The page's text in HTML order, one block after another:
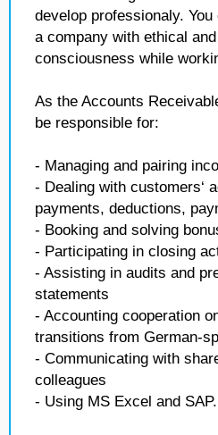
develop professionaly.
a company with ethical
consciousness while
As the Accounts
be responsible for:
- Managing and pairing
- Dealing with customers‘
payments, deductions,
- Booking and solving
- Participating in closing
- Assisting in audits and
statements
- Accounting cooperation
transitions from German-
- Communicating with
colleagues
- Using MS Excel and SAP.